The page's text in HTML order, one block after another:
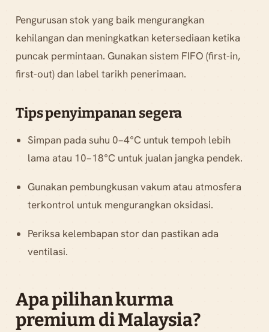
Pengurusan stok yang baik mengurangkan
kehilangan dan meningkatkan ketersediaan ketika
puncak permintaan. Gunakan sistem FIFO (first-in,
first-out) dan label tarikh penerimaan.
Tips penyimpanan segera
Simpan pada suhu 0–4°C untuk tempoh lebih
lama atau 10–18°C untuk jualan jangka pendek.
Gunakan pembungkusan vakum atau atmosfera
terkontrol untuk mengurangkan oksidasi.
Periksa kelembapan stor dan pastikan ada
ventilasi.
Apa pilihan kurma
premium di Malaysia?